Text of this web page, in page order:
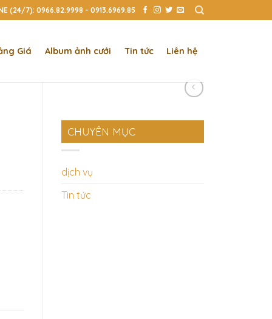
(24/7): 0966.82.9998 - 0913.6969.85
Giá Album ảnh cưới Tin tức Liên hệ
CHUYÊN MỤC
dịch vụ
Tin tức